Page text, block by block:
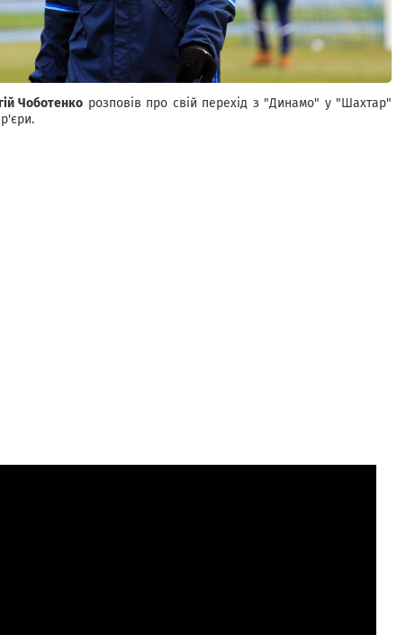
Чоботенко розповів про свій перехід з "Динамо" у "Шахтар"